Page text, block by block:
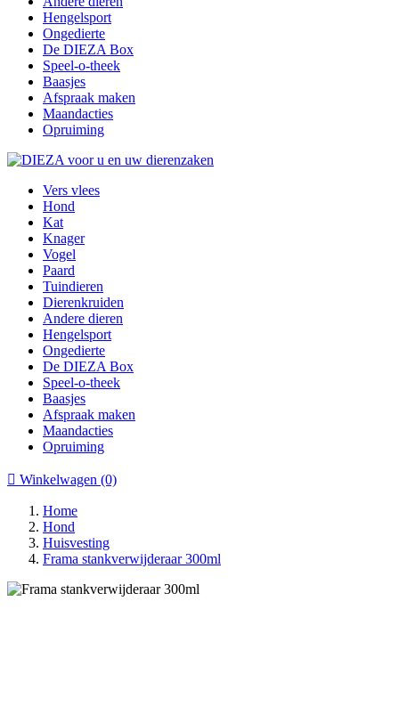
Hengelsport
Ongedierte
De DIEZA Box
Speel-o-theek
Baasjes
Afspraak maken
Maandacties
Opruiming
Vers vlees
Hond
Kat
Knager
Vogel
Paard
Tuindieren
Dierenkruiden
Andere dieren
Hengelsport
Ongedierte
De DIEZA Box
Speel-o-theek
Baasjes
Afspraak maken
Maandacties
Opruiming
 Winkelwagen (0)
Home
Hond
Huisvesting
Frama stankverwijderaar 300ml